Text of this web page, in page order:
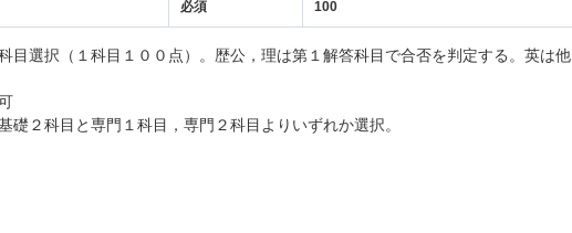
必須 100
目選択（１科目１００点）。歴公，理は第１解答科目で合否を判定する。英は他
２科目と専門１科目，専門２科目よりいずれか選択。